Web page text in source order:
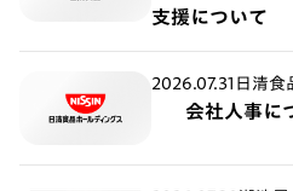
支援について
2026.07.31 日清食
会社人事に